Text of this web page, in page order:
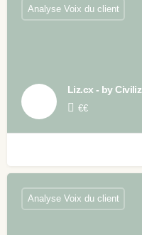
Liz.cx - by Civiliz
€€
Analyse Voix du client
Analyse Voix du client